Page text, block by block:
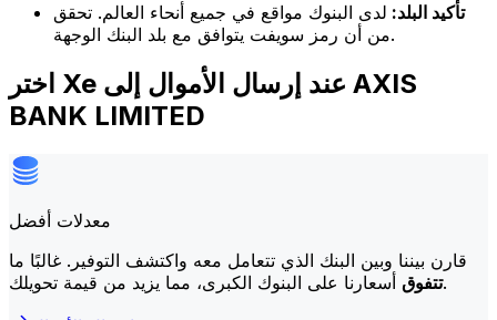
تأكيد البلد: لدى البنوك مواقع في جميع أنحاء العالم. تحقق
من أن رمز سويفت يتوافق مع بلد البنك الوجهة.
اختر Xe عند إرسال الأموال إلى AXIS
BANK LIMITED
معدلات أفضل
قارن بيننا وبين البنك الذي تتعامل معه واكتشف التوفير. غالبًا ما
تتفوقأسعارنا على البنوك الكبرى، مما يزيد من قيمة تحويلك.